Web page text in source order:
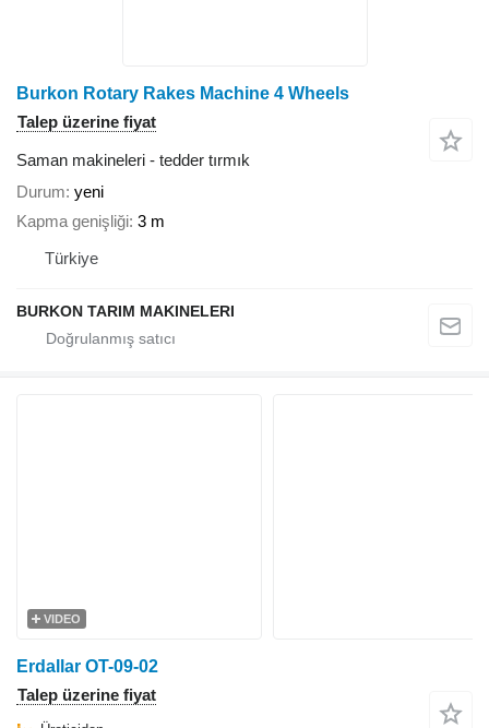
Burkon Rotary Rakes Machine 4 Wheels
Talep üzerine fiyat
Saman makineleri - tedder tırmık
Durum yeni
Kapma genişliği 3 m
Türkiye
BURKON TARIM MAKINELERI
VIDEO
Erdallar OT-09-02
Talep üzerine fiyat